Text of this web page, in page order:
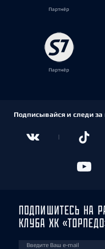
Партнёр
Партнёр
Подписывайся и следи за
ПОДПИШИТЕСЬ НА
КЛУБА ХК
Введите Ваш e-mail